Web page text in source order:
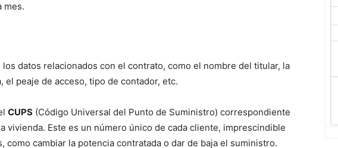
mes.
datos relacionados con el contrato, como el nombre del titular, la
el peaje de acceso, tipo de contador, etc.
CUPS (Código Universal del Punto de Suministro) correspondiente
vivienda. Este es un número único de cada cliente, imprescindible
como cambiar la potencia contratada o dar de baja el suministro.